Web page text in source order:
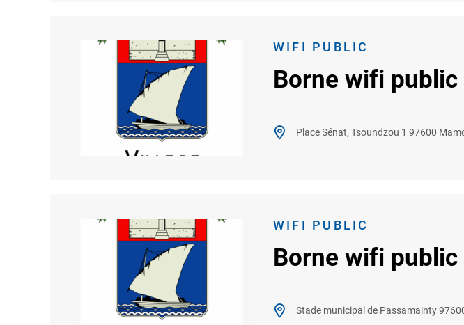
WIFI PUBLIC
Borne wifi
Place Sénat, Tsoundzou 1 97600
WIFI PUBLIC
Borne wifi
Stade municipal de Passamainty